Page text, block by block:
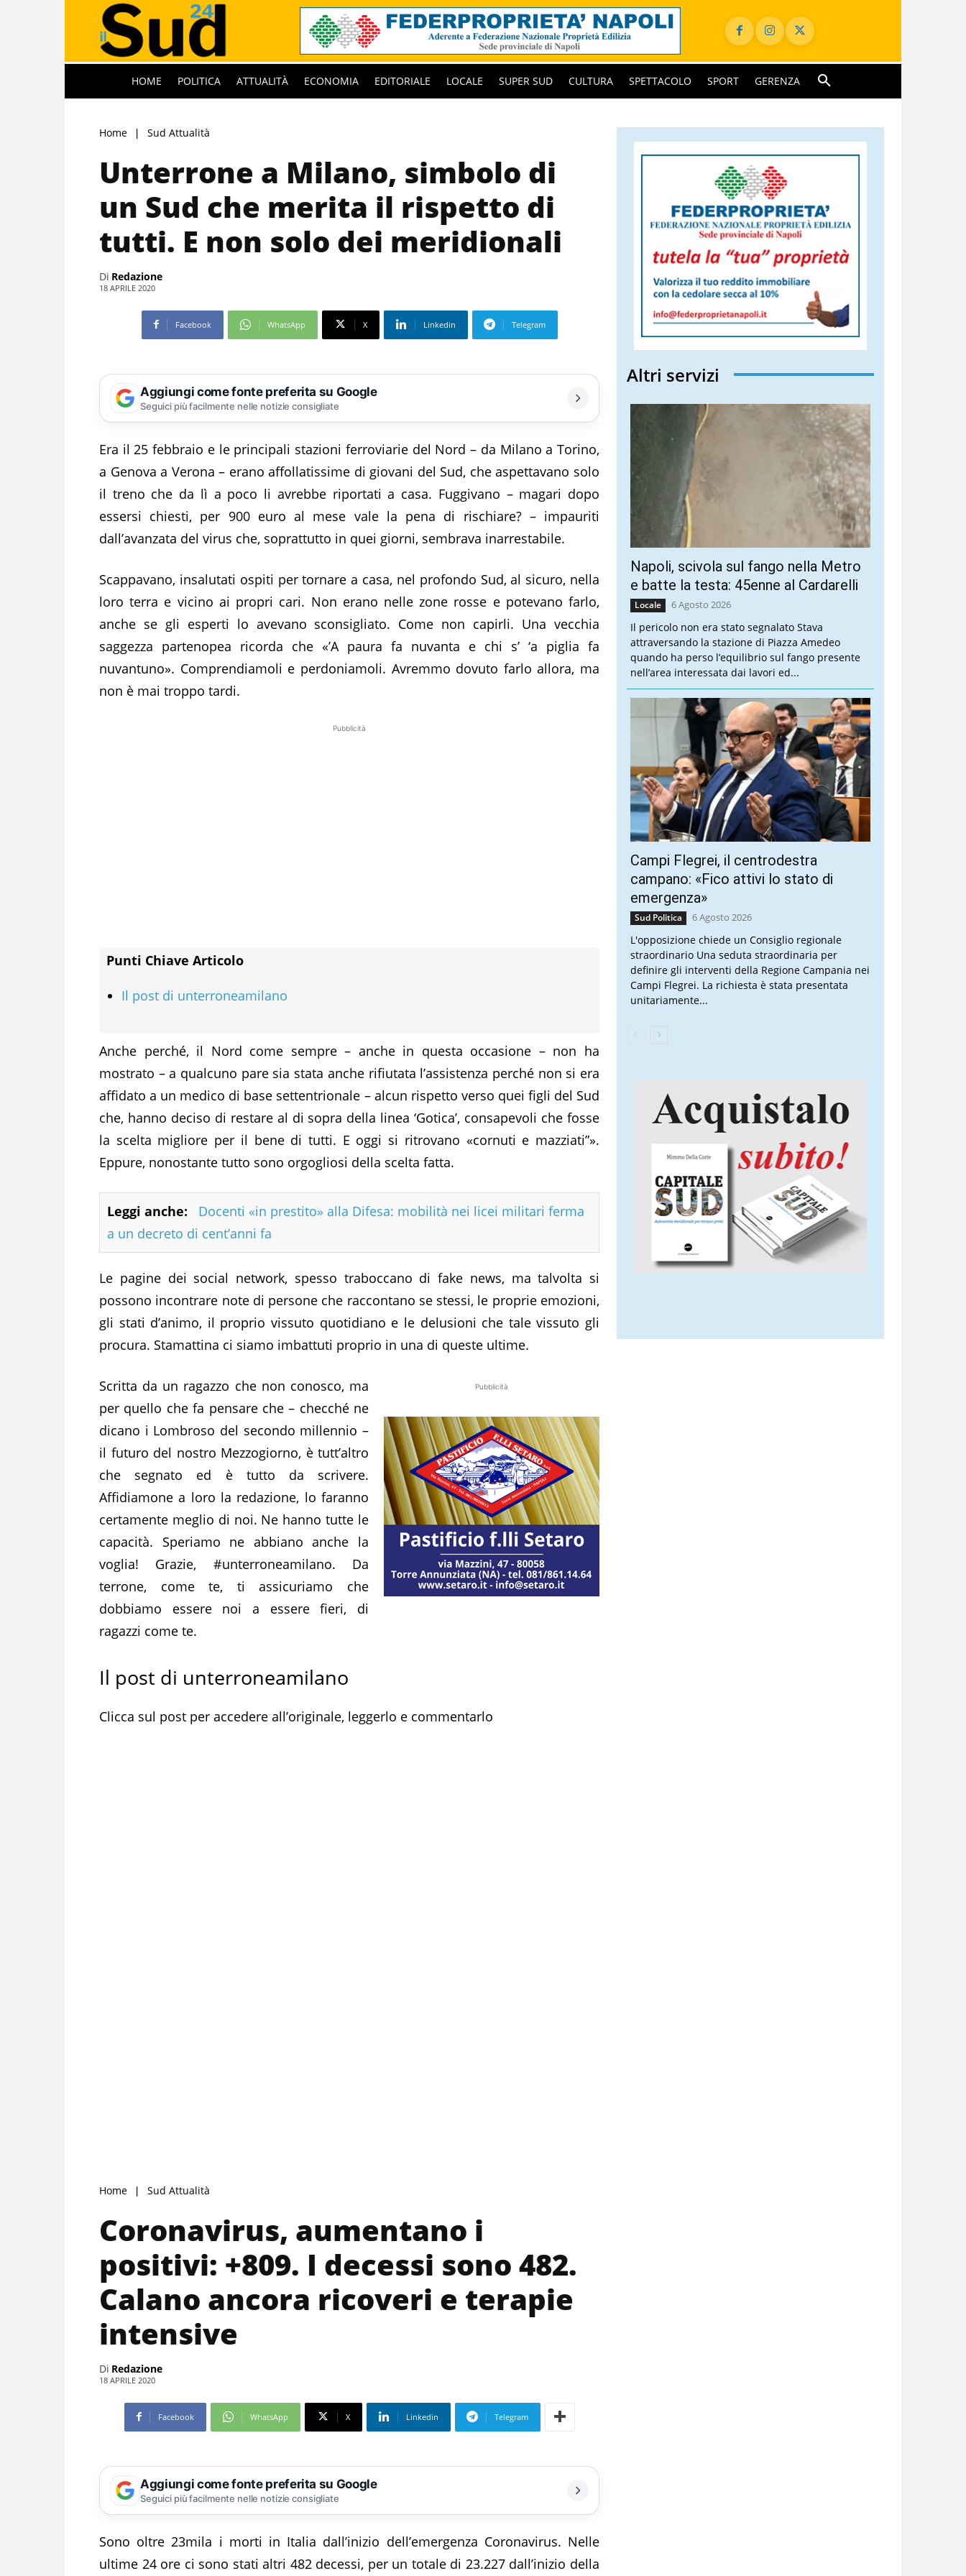
HOME POLITICA ATTUALITÀ ECONOMIA EDITORIALE LOCALE SUPER SUD CULTURA SPETTACOLO SPORT GERENZA
Home Sud Attualità
Unterrone a Milano, simbolo di
un Sud che merita il rispetto di
tutti. E non solo dei meridionali
Di Redazione
18 APRILE 2020
Facebook WhatsApp X Linkedin Telegram
Aggiungi come fonte preferita su Google
Seguici più facilmente nelle notizie consigliate
Era il 25 febbraio e le principali stazioni ferroviarie del Nord – da Milano a Torino,
a Genova a Verona – erano affollatissime di giovani del Sud, che aspettavano solo
il treno che da lì a poco li avrebbe riportati a casa. Fuggivano – magari dopo
essersi chiesti, per 900 euro al mese vale la pena di rischiare? – impauriti
dall’avanzata del virus che, soprattutto in quei giorni, sembrava inarrestabile.
Scappavano, insalutati ospiti per tornare a casa, nel profondo Sud, al sicuro, nella
loro terra e vicino ai propri cari. Non erano nelle zone rosse e potevano farlo,
anche se gli esperti lo avevano sconsigliato. Come non capirli. Una vecchia
saggezza partenopea ricorda che «’A paura fa nuvanta e chi s’ ‘a piglia fa
nuvantuno». Comprendiamoli e perdoniamoli. Avremmo dovuto farlo allora, ma
non è mai troppo tardi.
Pubblicità
Punti Chiave Articolo
Il post di unterroneamilano
Anche perché, il Nord come sempre – anche in questa occasione – non ha
mostrato – a qualcuno pare sia stata anche rifiutata l’assistenza perché non si era
affidato a un medico di base settentrionale – alcun rispetto verso quei figli del Sud
che, hanno deciso di restare al di sopra della linea ‘Gotica’, consapevoli che fosse
la scelta migliore per il bene di tutti. E oggi si ritrovano «cornuti e mazziati”».
Eppure, nonostante tutto sono orgogliosi della scelta fatta.
Leggi anche:
Docenti «in prestito» alla Difesa: mobilità nei licei militari ferma
a un decreto di cent’anni fa
Le pagine dei social network, spesso traboccano di fake news, ma talvolta si
possono incontrare note di persone che raccontano se stessi, le proprie emozioni,
gli stati d’animo, il proprio vissuto quotidiano e le delusioni che tale vissuto gli
procura. Stamattina ci siamo imbattuti proprio in una di queste ultime.
Pubblicità
Scritta da un ragazzo che non conosco, ma
per quello che fa pensare che – checché ne
dicano i Lombroso del secondo millennio –
il futuro del nostro Mezzogiorno, è tutt’altro
che segnato ed è tutto da scrivere.
Affidiamone a loro la redazione, lo faranno
certamente meglio di noi. Ne hanno tutte le
capacità. Speriamo ne abbiano anche la
voglia! Grazie, #unterroneamilano. Da
terrone, come te, ti assicuriamo che
dobbiamo essere noi a essere fieri, di
ragazzi come te.
Il post di unterroneamilano
Clicca sul post per accedere all’originale, leggerlo e commentarlo
Home Sud Attualità
Coronavirus, aumentano i
positivi: +809. I decessi sono 482.
Calano ancora ricoveri e terapie
intensive
Di Redazione
18 APRILE 2020
Facebook WhatsApp X Linkedin Telegram
Aggiungi come fonte preferita su Google
Seguici più facilmente nelle notizie consigliate
Sono oltre 23mila i morti in Italia dall’inizio dell’emergenza Coronavirus. Nelle
ultime 24 ore ci sono stati altri 482 decessi, per un totale di 23.227 dall’inizio della
Altri servizi
Napoli, scivola sul fango nella Metro
e batte la testa: 45enne al Cardarelli
Locale 6 Agosto 2026
Il pericolo non era stato segnalato Stava
attraversando la stazione di Piazza Amedeo
quando ha perso l’equilibrio sul fango presente
nell’area interessata dai lavori ed...
Campi Flegrei, il centrodestra
campano: «Fico attivi lo stato di
emergenza»
Sud Politica 6 Agosto 2026
L'opposizione chiede un Consiglio regionale
straordinario Una seduta straordinaria per
definire gli interventi della Regione Campania nei
Campi Flegrei. La richiesta è stata presentata
unitariamente...